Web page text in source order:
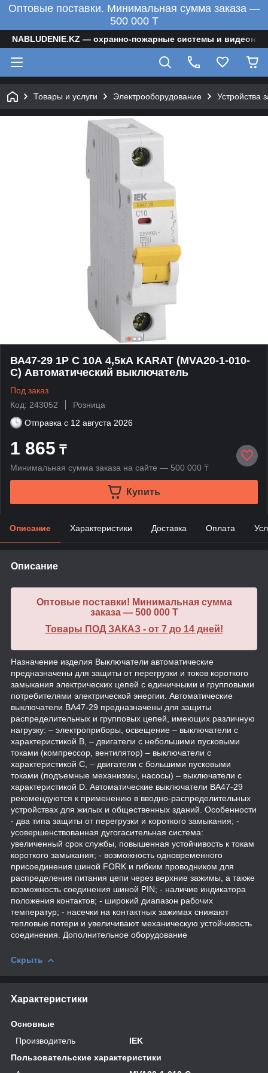
Оптовые поставки. Минимальная сумма заказа —
500 000 T
NABLUDENIE.KZ — охранно-пожарные системы и
Товары и услуги Электрооборудование Устройства
ВА47-29 1P C 10А 4,5кА KARAT (MVA20-1-010-
C) Автоматический выключатель
Под заказ
Код: 243052
Розница
Отправка с 12 августа 2026
1 865 ₸
Минимальная сумма заказа на сайте — 500 000 ₸
Купить
Описание Характеристики Доставка Оплата
Описание
Оптовые поставки! Минимальная сумма
заказа — 500 000 T
Товары ПОД ЗАКАЗ - от 7 до 14 дней!
Назначение изделия Выключатели автоматические
предназначены для защиты от перегрузки и токов короткого
замыкания электрических цепей с единичными и групповыми
потребителями электрической энергии. Автоматические
выключатели ВА47-29 предназначены для защиты
распределительных и групповых цепей, имеющих различную
нагрузку: – электроприборы, освещение – выключатели с
характеристикой В, – двигатели с небольшими пусковыми
токами (компрессор, вентилятор) – выключатели с
характеристикой C, – двигатели с большими пусковыми
токами (подъемные механизмы, насосы) – выключатели с
характеристикой D. Автоматические выключатели ВА47-29
рекомендуются к применению в вводно-распределительных
устройствах для жилых и общественных зданий. Особенности
- два типа защиты от перегрузки и короткого замыкания; -
усовершенствованная дугогасительная система:
увеличенный срок службы, повышенная устойчивость к токам
короткого замыкания; - возможность одновременного
присоединения шиной FORK и гибким проводником для
распределения питания цепи через верхние зажимы, а также
возможность соединения шиной PIN; - наличие индикатора
положения контактов; - широкий диапазон рабочих
температур; - насечки на контактных зажимах снижают
тепловые потери и увеличивают механическую устойчивость
соединения. Дополнительное оборудование
Скрыть
Характеристики
Основные
Производитель
IEK
Пользовательские характеристики